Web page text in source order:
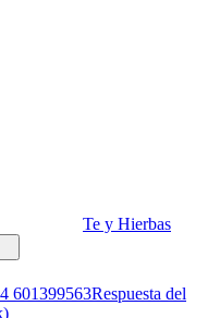
Te y Hierbas
601399563Respuesta del